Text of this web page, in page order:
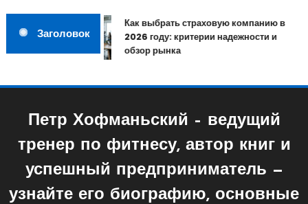
Заголовок
Как выбрать страховую компанию в
2026 году: критерии надежности и
обзор рынка
Петр Хофманьский – ведущий
тренер по фитнесу, автор книг и
успешный предприниматель —
узнайте его биографию, основные